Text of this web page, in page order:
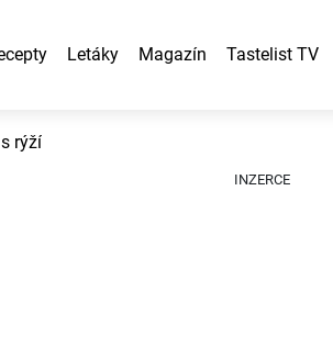
Letáky Magazín Tastelist TV
rýží
INZERCE